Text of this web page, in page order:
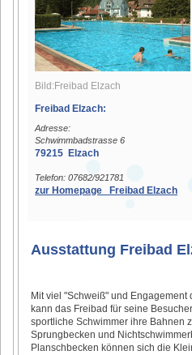
Bild:Freibad Elzach
Freibad Elzach:
Adresse:
Schwimmbadstrasse 6
79215 Elzach
Telefon: 07682/921781
zur Homepage Freibad Elzach
Ausstattung Freibad
Mit viel "Schweiß" und
kann das Freibad für seine
sportliche Schwimmer ihre Bahnen
Sprungbecken und
Planschbecken können sich die